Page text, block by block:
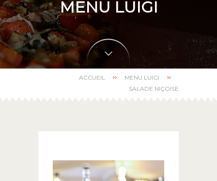
MENU LUIGI
ACCUEIL
MENU LUIGI
SALADE NIÇOISE